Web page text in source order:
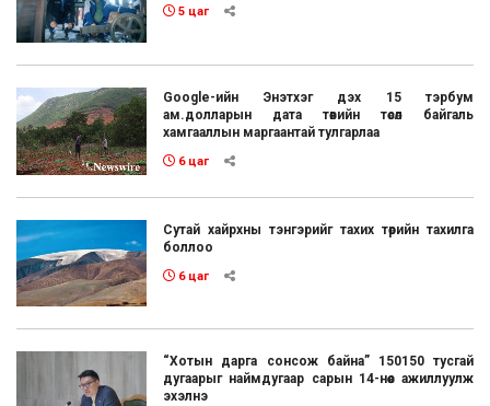
5 цаг
Google-ийн Энэтхэг дэх 15 тэрбум
ам.долларын дата төвийн төсөл байгаль
хамгааллын маргаантай тулгарлаа
6 цаг
Сутай хайрхны тэнгэрийг тахих төрийн тахилга
боллоо
6 цаг
“Хотын дарга сонсож байна” 150150 тусгай
дугаарыг наймдугаар сарын 14-нөөс ажиллуулж
эхэлнэ